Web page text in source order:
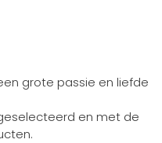
grote passie en liefde
en met de